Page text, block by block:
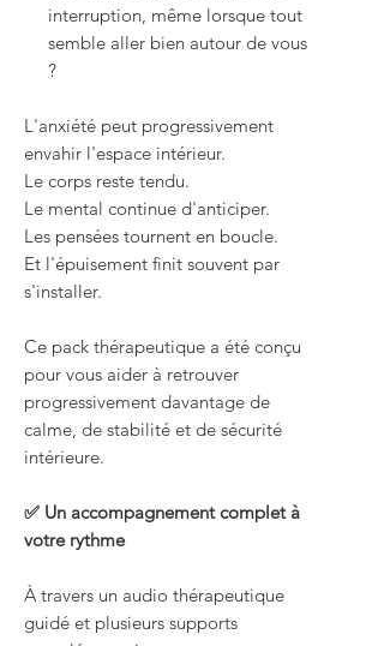
interruption, même lorsque tout
semble aller bien autour de vous
?
L'anxiété peut progressivement
envahir l'espace intérieur.
Le corps reste tendu.
Le mental continue d'anticiper.
Les pensées tournent en boucle.
Et l'épuisement finit souvent par
s'installer.
Ce pack thérapeutique a été conçu
pour vous aider à retrouver
progressivement davantage de
calme, de stabilité et de sécurité
intérieure.
✅ Un accompagnement complet à
votre rythme
À travers un audio thérapeutique
guidé et plusieurs supports